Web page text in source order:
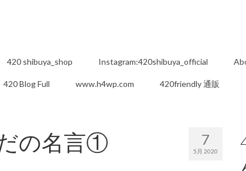
420 shibuya_shop Instagram:420shibuya_official
420 Blog Full www.h4wp.com 420friendly 通販
7
5月 2020
の名言①